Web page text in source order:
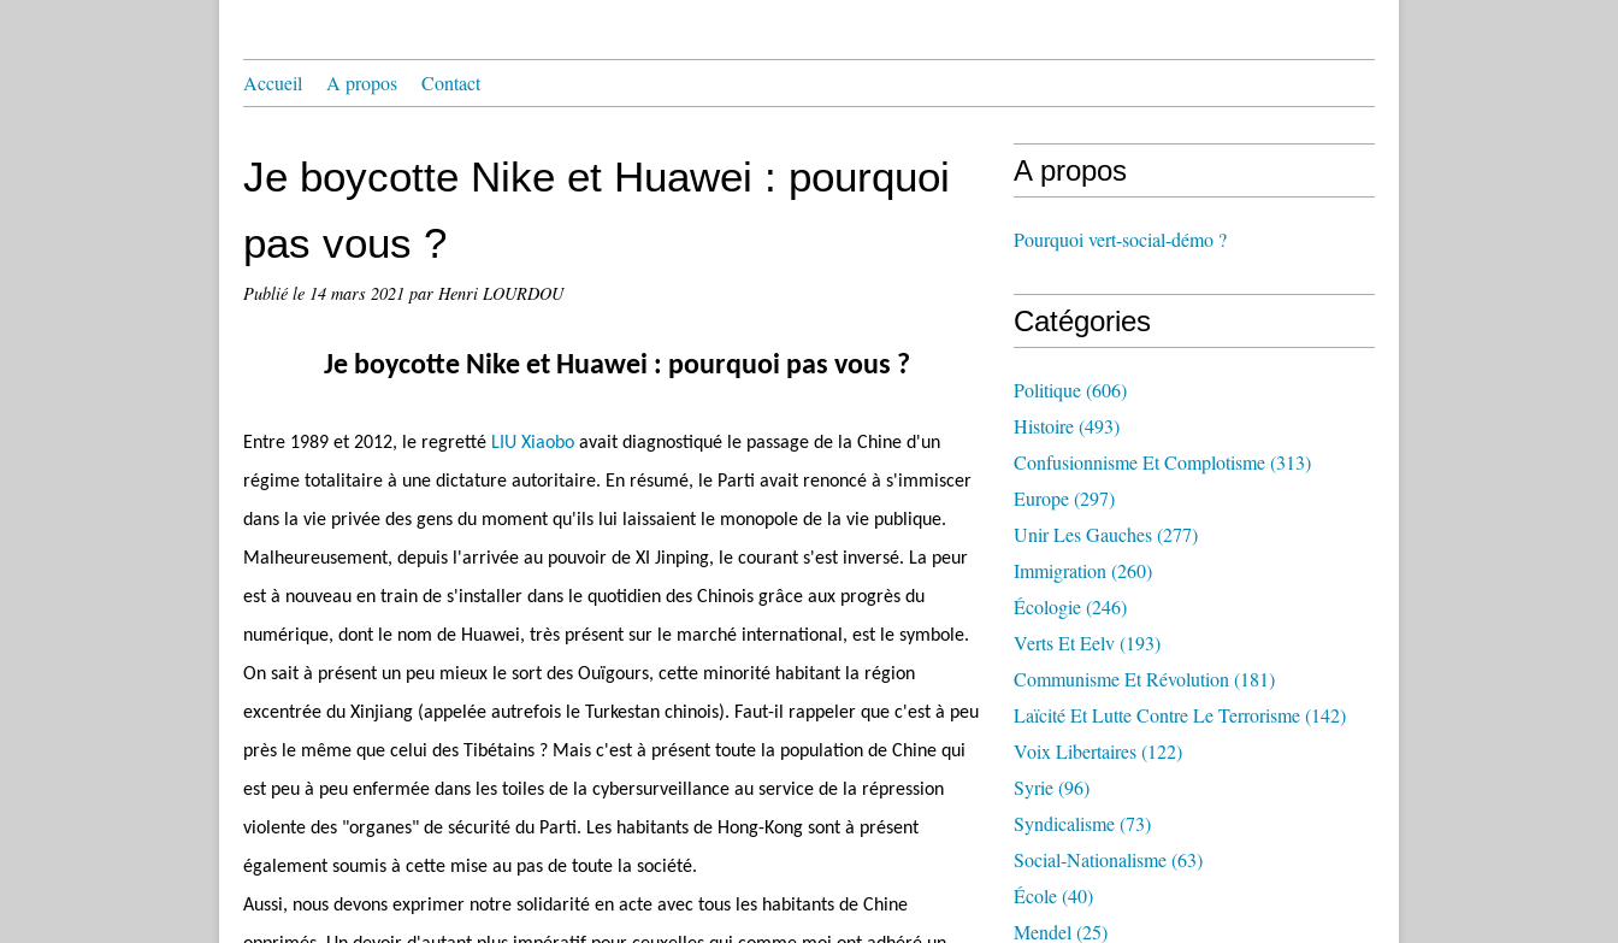
Accueil A propos Contact
Je boycotte Nike et Huawei : pourquoi
pas vous ?
Publié le 14 mars 2021 par Henri LOURDOU
Je boycotte Nike et Huawei : pourquoi pas vous ?
Entre 1989 et 2012, le regretté LIU Xiaobo avait diagnostiqué le passage de la Chine d'un
régime totalitaire à une dictature autoritaire. En résumé, le Parti avait renoncé à s'immiscer
dans la vie privée des gens du moment qu'ils lui laissaient le monopole de la vie publique.
Malheureusement, depuis l'arrivée au pouvoir de XI Jinping, le courant s'est inversé. La peur
est à nouveau en train de s'installer dans le quotidien des Chinois grâce aux progrès du
numérique, dont le nom de Huawei, très présent sur le marché international, est le symbole.
On sait à présent un peu mieux le sort des Ouïgours, cette minorité habitant la région
excentrée du Xinjiang (appelée autrefois le Turkestan chinois). Faut-il rappeler que c'est à peu
près le même que celui des Tibétains ? Mais c'est à présent toute la population de Chine qui
est peu à peu enfermée dans les toiles de la cybersurveillance au service de la répression
violente des "organes" de sécurité du Parti. Les habitants de Hong-Kong sont à présent
également soumis à cette mise au pas de toute la société.
Aussi, nous devons exprimer notre solidarité en acte avec tous les habitants de Chine
A propos
Pourquoi vert-social-démo ?
Catégories
Politique(606)
Histoire(493)
Confusionnisme Et Complotisme(313)
Europe(297)
Unir Les Gauches(277)
Immigration (260)
Écologie(246)
Verts Et Eelv(193)
Communisme Et Révolution (181)
Laïcité Et Lutte Contre Le Terrorisme(142)
Voix Libertaires(122)
Syrie(96)
Syndicalisme(73)
Social-Nationalisme(63)
École(40)
Mendel (25)